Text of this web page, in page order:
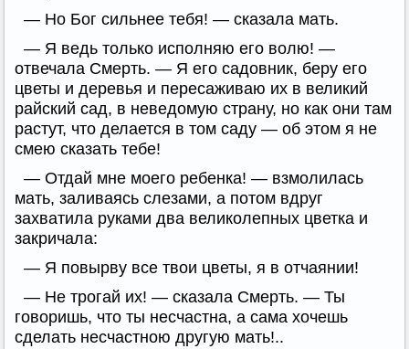
— Но Бог сильнее тебя! — сказала мать.
— Я ведь только исполняю его волю! —
отвечала Смерть. — Я его садовник, беру его
цветы и деревья и пересаживаю их в великий
райский сад, в неведомую страну, но как они там
растут, что делается в том саду — об этом я не
смею сказать тебе!
— Отдай мне моего ребенка! — взмолилась
мать, заливаясь слезами, а потом вдруг
захватила руками два великолепных цветка и
закричала:
— Я повырву все твои цветы, я в отчаянии!
— Не трогай их! — сказала Смерть. — Ты
говоришь, что ты несчастна, а сама хочешь
сделать несчастною другую мать!..